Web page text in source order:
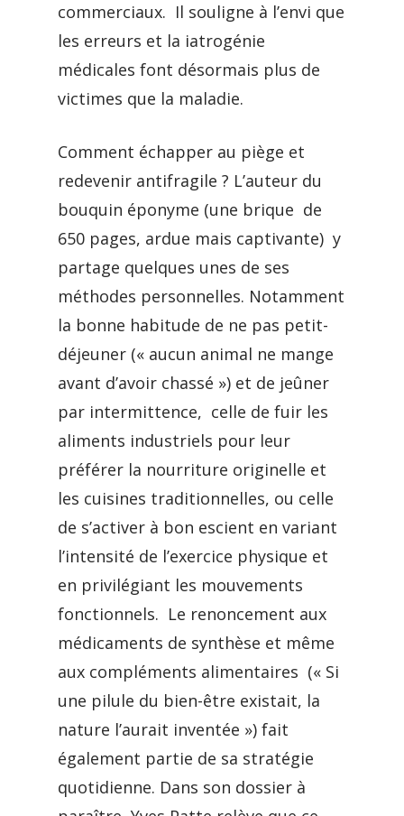
commerciaux. Il souligne à l’envi que
les erreurs et la iatrogénie
médicales font désormais plus de
victimes que la maladie.
Comment échapper au piège et
redevenir antifragile ? L’auteur du
bouquin éponyme (une brique de
650 pages, ardue mais captivante) y
partage quelques unes de ses
méthodes personnelles. Notamment
la bonne habitude de ne pas petit-
déjeuner (« aucun animal ne mange
avant d’avoir chassé ») et de jeûner
par intermittence, celle de fuir les
aliments industriels pour leur
préférer la nourriture originelle et
les cuisines traditionnelles, ou celle
de s’activer à bon escient en variant
l’intensité de l’exercice physique et
en privilégiant les mouvements
fonctionnels. Le renoncement aux
médicaments de synthèse et même
aux compléments alimentaires (« Si
une pilule du bien-être existait, la
nature l’aurait inventée ») fait
également partie de sa stratégie
quotidienne. Dans son dossier à